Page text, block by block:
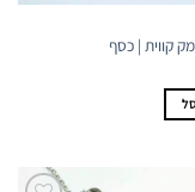
קווית | כסף